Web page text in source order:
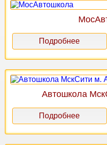
Подробнее
Автошкола
Подробнее